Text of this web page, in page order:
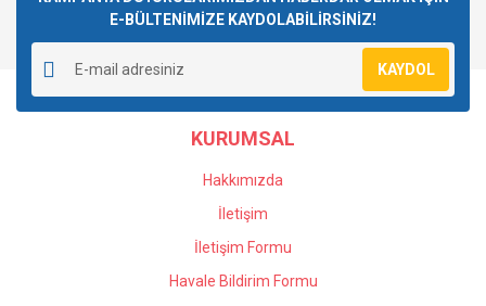
Yorum Yaz
Ürün resmi kalitesiz, bozuk veya görüntülenemiyor.
Ürün açıklamasında eksik bilgiler bulunuyor.
Ürün bilgilerinde hatalar bulunuyor.
Ürün fiyatı diğer sitelerden daha pahalı.
E-BÜLTENİMİZE KAYDOLABİLİRSİNİZ!
KAYDOL
KURUMSAL
Hakkımızda
İletişim
İletişim Formu
Havale Bildirim Formu